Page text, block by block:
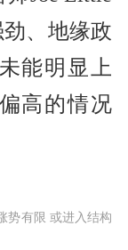
、地缘政
能明显上
高的情况
势有限 或进入结构